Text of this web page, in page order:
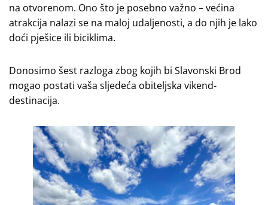
na otvorenom. Ono što je posebno važno – većina
atrakcija nalazi se na maloj udaljenosti, a do njih je lako
doći pješice ili biciklima.
Donosimo šest razloga zbog kojih bi Slavonski Brod
mogao postati vaša sljedeća obiteljska vikend-
destinacija.